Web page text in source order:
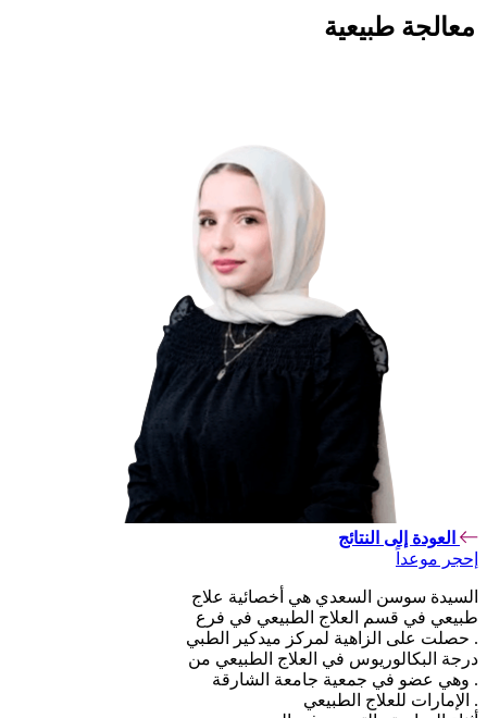
معالجة طبيعية
العودة إلى النتائج
إحجر موعداً
السيدة سوسن السعدي هي أخصائية علاج
طبيعي في قسم العلاج الطبيعي في فرع
. حصلت على الزاهية لمركز ميدكير الطبي
درجة البكالوريوس في العلاج الطبيعي من
. وهي عضو في جمعية جامعة الشارقة
. الإمارات للعلاج الطبيعي